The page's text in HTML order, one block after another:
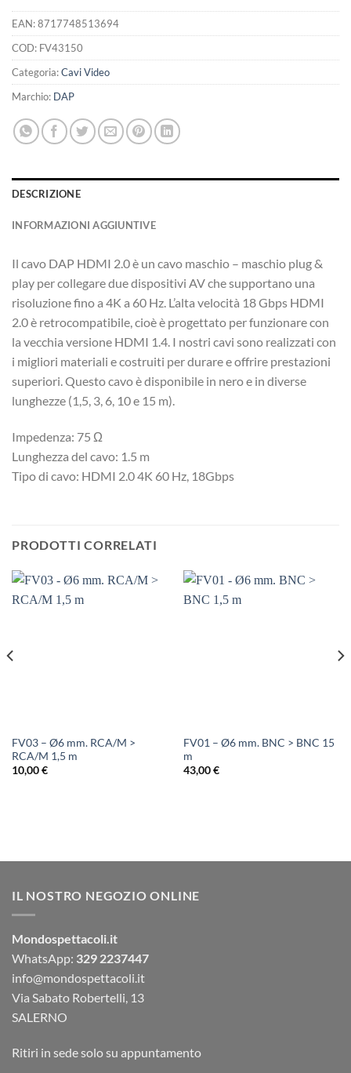
EAN:8717748513694
COD: FV43150
Categoria:Cavi Video
Marchio: DAP
DESCRIZIONE
INFORMAZIONI AGGIUNTIVE
Il cavo DAP HDMI 2.0 è un cavo maschio – maschio plug &
play per collegare due dispositivi AV che supportano una
risoluzione fino a 4K a 60 Hz. L’alta velocità 18 Gbps HDMI
2.0 è retrocompatibile, cioè è progettato per funzionare con
la vecchia versione HDMI 1.4. I nostri cavi sono realizzati con
i migliori materiali e costruiti per durare e offrire prestazioni
superiori. Questo cavo è disponibile in nero e in diverse
lunghezze (1,5, 3, 6, 10 e 15 m).
Impedenza: 75 Ω
Lunghezza del cavo: 1.5 m
Tipo di cavo: HDMI 2.0 4K 60 Hz, 18Gbps
PRODOTTI CORRELATI
FV03 – Ø6 mm. RCA/M >
RCA/M 1,5 m
10,00€
FV01 – Ø6 mm. BNC > BNC 15
m
43,00€
IL NOSTRO NEGOZIO ONLINE
Mondospettacoli.it
WhatsApp: 329 2237447
info@mondospettacoli.it
Via Sabato Robertelli, 13
SALERNO
Ritiri in sede solo su appuntamento